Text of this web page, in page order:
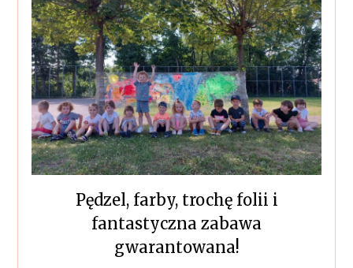
Pędzel, farby, trochę folii i
fantastyczna zabawa
gwarantowana!